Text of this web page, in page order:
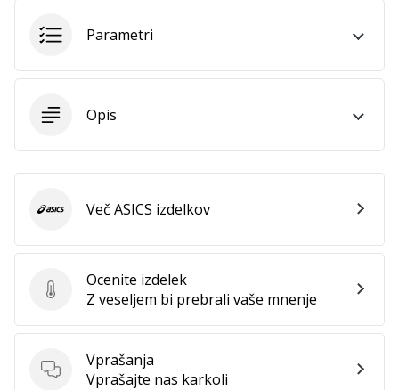
Parametri
Opis
Ocenite izdelek
Ocenite izdelek
Z veseljem bi prebrali vaše mnenje
Vprašanja
Vprašanja
Vprašajte nas karkoli
ASICS Več ASICS izdelkov